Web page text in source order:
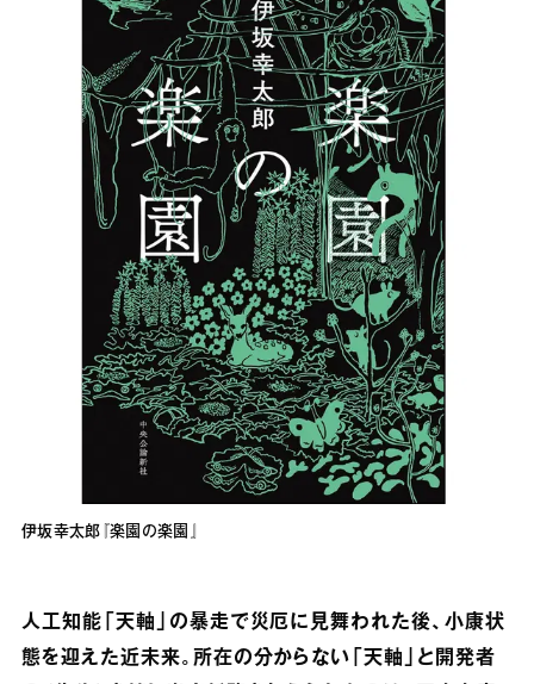
伊坂幸太郎『楽園の楽園』
人工知能「天軸」の暴走で災厄に見舞われた後、小康状
態を迎えた近未来。所在の分からない「天軸」と開発者